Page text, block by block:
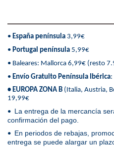
• España península 3,99€
• Portugal península 5,99€
• Baleares: Mallorca 6,99€ (resto
• Envío Gratuito Península Ibérica:
• EUROPA ZONA B (Italia, Austria,
19,99€
• La entrega de la mercancía
confirmación del pago.
• En periodos de rebajas,
entrega se puede alargar un